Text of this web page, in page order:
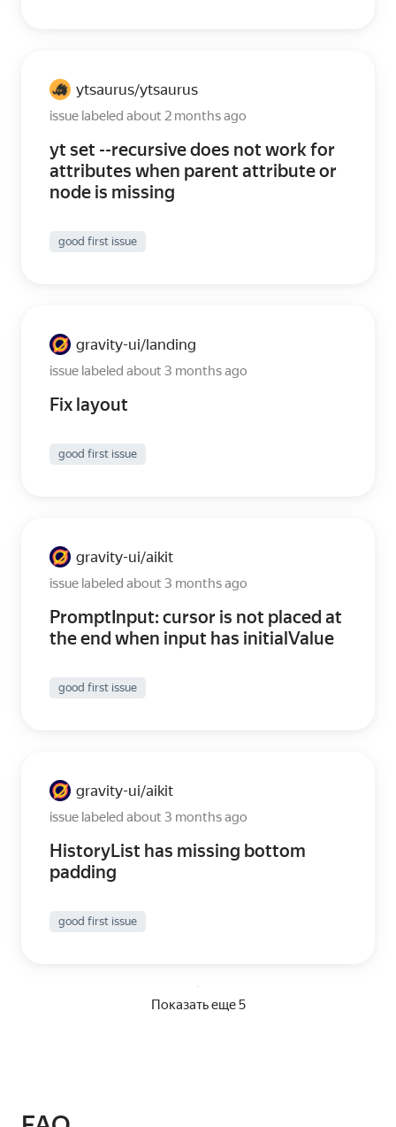
ytsaurus/ytsaurus
issue labeled about 2 months ago
yt set --recursive does not work for
attributes when parent attribute or
node is missing
good first issue
gravity-ui/landing
issue labeled about 3 months ago
Fix layout
good first issue
gravity-ui/aikit
issue labeled about 3 months ago
PromptInput: сursor is not placed at
the end when input has initialValue
good first issue
gravity-ui/aikit
issue labeled about 3 months ago
HistoryList has missing bottom
padding
good first issue
Показать еще 5